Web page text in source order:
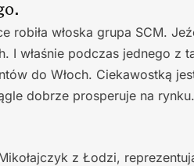
robiła włoska grupa SCM.
I właśnie podczas jednego z
do Włoch. Ciekawostką
dobrze prosperuje na rynku.
z Łodzi,